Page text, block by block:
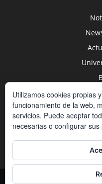
Nuevas
Utilizamos cookies propias
funcionamiento de la web,
servicios. Puede aceptar
necesarias o configurar